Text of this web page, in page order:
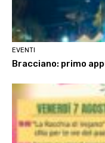
EVENTI
Bracciano: primo